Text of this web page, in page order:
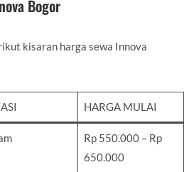
Bogor
kisaran harga sewa Innova
HARGA MULAI
Rp 550.000 – Rp
650.000